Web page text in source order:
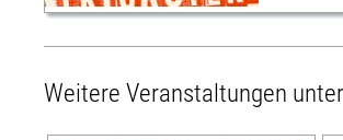
Weitere Veranstaltungen